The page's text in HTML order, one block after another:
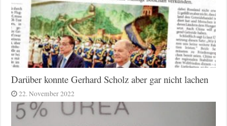
Darüber konnte Gerhard Scholz aber gar nicht lachen
22. November 2022